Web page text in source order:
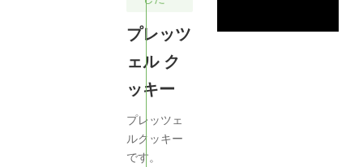
プレッツ
ェル ク
ッキー
プレッツェ
ルクッキー
です。